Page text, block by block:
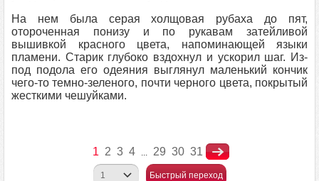
На нем была серая холщовая рубаха до пят,
отороченная понизу и по рукавам затейливой
вышивкой красного цвета, напоминающей языки
пламени. Старик глубоко вздохнул и ускорил шаг. Из-
под подола его одеяния выглянул маленький кончик
чего-то темно-зеленого, почти черного цвета, покрытый
жесткими чешуйками.
1 2 3 4 ... 29 30 31
Быстрый переход